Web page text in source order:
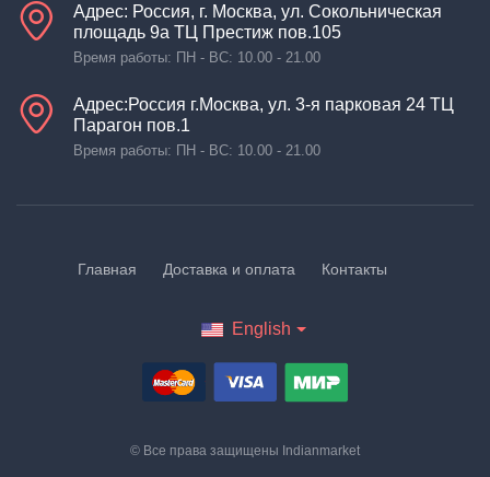
Адрес: Россия, г. Москва, ул. Сокольническая
площадь 9а ТЦ Престиж пов.105
Время работы: ПН - ВС: 10.00 - 21.00
Адрес:Россия г.Москва, ул. 3-я парковая 24 ТЦ
Парагон пов.1
Время работы: ПН - ВС: 10.00 - 21.00
Главная Доставка и оплата Контакты
English
© Все права защищены Indianmarket